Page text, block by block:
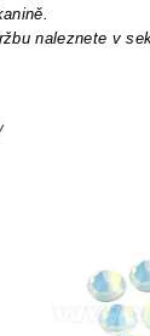
naleznete v